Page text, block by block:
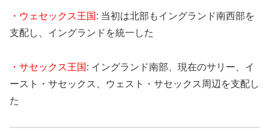
・ウェセックス王国: 当初は北部もイングランド南西部を
支配し、イングランドを統一した
・サセックス王国: イングランド南部、現在のサリー、イ
ースト・サセックス、ウェスト・サセックス周辺を支配し
た